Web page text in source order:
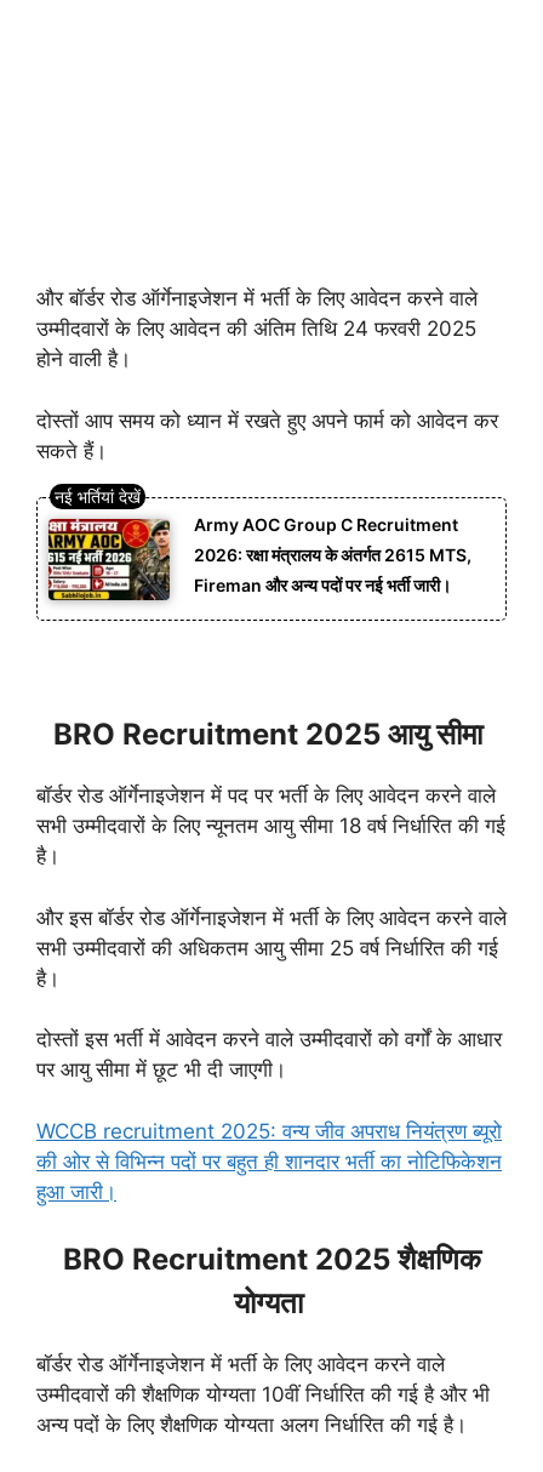
और बॉर्डर रोड ऑर्गेनाइजेशन में भर्ती के लिए आवेदन करने वाले
उम्मीदवारों के लिए आवेदन की अंतिम तिथि 24 फरवरी 2025
होने वाली है।
दोस्तों आप समय को ध्यान में रखते हुए अपने फार्म को आवेदन कर
सकते हैं।
Army AOC Group C Recruitment
2026: रक्षा मंत्रालय के अंतर्गत 2615 MTS,
Fireman और अन्य पदों पर नई भर्ती जारी।
BRO Recruitment 2025 आयु सीमा
बॉर्डर रोड ऑर्गेनाइजेशन में पद पर भर्ती के लिए आवेदन करने वाले
सभी उम्मीदवारों के लिए न्यूनतम आयु सीमा 18 वर्ष निर्धारित की गई
है।
और इस बॉर्डर रोड ऑर्गेनाइजेशन में भर्ती के लिए आवेदन करने वाले
सभी उम्मीदवारों की अधिकतम आयु सीमा 25 वर्ष निर्धारित की गई
है।
दोस्तों इस भर्ती में आवेदन करने वाले उम्मीदवारों को वर्गों के आधार
पर आयु सीमा में छूट भी दी जाएगी।
WCCB recruitment 2025: वन्य जीव अपराध नियंत्रण ब्यूरो
की ओर से विभिन्न पदों पर बहुत ही शानदार भर्ती का नोटिफिकेशन
हुआ जारी।
BRO Recruitment 2025 शैक्षणिक
योग्यता
बॉर्डर रोड ऑर्गेनाइजेशन में भर्ती के लिए आवेदन करने वाले
उम्मीदवारों की शैक्षणिक योग्यता 10वीं निर्धारित की गई है और भी
अन्य पदों के लिए शैक्षणिक योग्यता अलग निर्धारित की गई है।